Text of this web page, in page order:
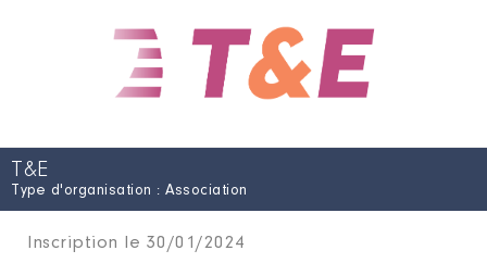
T&E
Type d'organisation : Association
Inscription le 30/01/2024